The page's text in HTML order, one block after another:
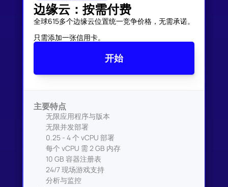
边缘云：按需付费
全球615多个边缘云位置统一竞争价格，无需承诺。
只需添加一张信用卡。
开始
主要特点
无限应用程序与版本
无限并发部署
0.25 - 4 个 vCPU 部署
每个 vCPU 需 2 GB 内存
10 GB 容器注册表
24/7 现场游戏支持
分析与监控